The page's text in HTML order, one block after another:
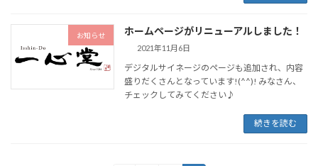
お知らせ ホームページがリニューアルしました！
2021年11月6日
デジタルサイネージのページも追加され、内容
盛りだくさんとなっています!(^^)! みなさん、
チェックしてみてください♪
続きを読む